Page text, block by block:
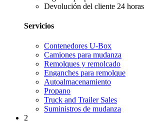
Devolución del cliente 24 horas
Servicios
Contenedores U-Box
Camiones para mudanza
Remolques y remolcado
Enganches para remolque
Autoalmacenamiento
Propano
Truck and Trailer Sales
Suministros de mudanza
2